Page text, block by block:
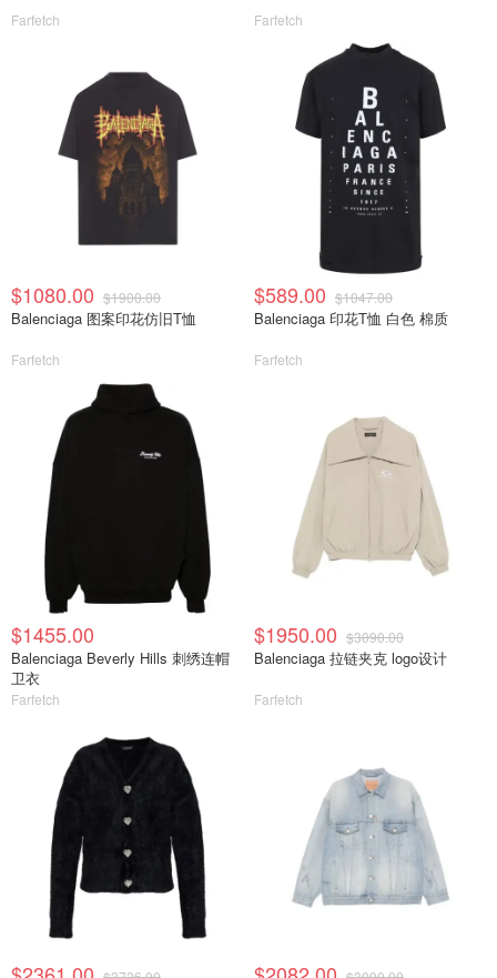
Farfetch Farfetch
$1080.00 $1900.00
Balenciaga 图案印花仿旧T恤
Farfetch
$589.00 $1047.00
Balenciaga 印花T恤 白色 棉质
Farfetch
$1455.00
Balenciaga Beverly Hills 刺绣连帽
卫衣
Farfetch
$1950.00 $3090.00
Balenciaga 拉链夹克 logo设计
Farfetch